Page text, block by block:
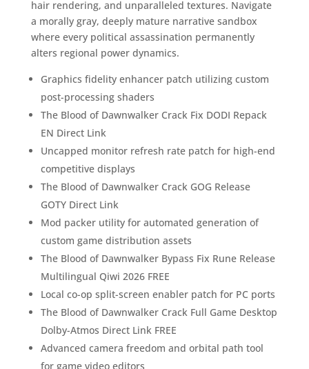
hair rendering, and unparalleled textures. Navigate
a morally gray, deeply mature narrative sandbox
where every political assassination permanently
alters regional power dynamics.
Graphics fidelity enhancer patch utilizing custom
post-processing shaders
The Blood of Dawnwalker Crack Fix DODI Repack
EN Direct Link
Uncapped monitor refresh rate patch for high-end
competitive displays
The Blood of Dawnwalker Crack GOG Release
GOTY Direct Link
Mod packer utility for automated generation of
custom game distribution assets
The Blood of Dawnwalker Bypass Fix Rune Release
Multilingual Qiwi 2026 FREE
Local co-op split-screen enabler patch for PC ports
The Blood of Dawnwalker Crack Full Game Desktop
Dolby-Atmos Direct Link FREE
Advanced camera freedom and orbital path tool
for game video editors